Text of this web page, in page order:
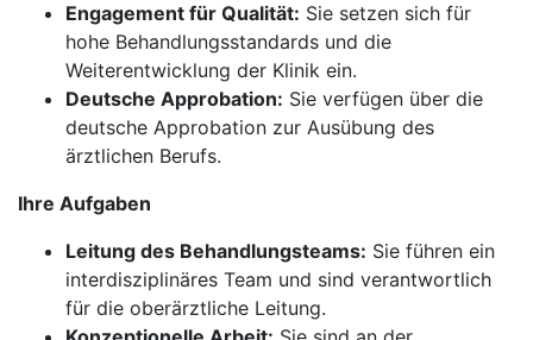
Engagement für Qualität: Sie setzen sich für
hohe Behandlungsstandards und die
Weiterentwicklung der Klinik ein.
Deutsche Approbation: Sie verfügen über die
deutsche Approbation zur Ausübung des
ärztlichen Berufs.
Ihre Aufgaben
Leitung des Behandlungsteams: Sie führen ein
interdisziplinäres Team und sind verantwortlich
für die oberärztliche Leitung.